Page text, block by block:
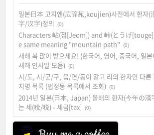
일본日本 고지엔(広辞苑,koujien)사전에서 한자(
字/汉字)정의
(0)
Characters 岾(점[Jeom]) and 峠(とうげ
e same meaning "mountain path"
(0)
새해 복 많이 받으세요! (한국어, 영어, 중국어, 일본
새해 인사말 모음)
(0)
시/도, 시/군/구, 읍/면/동이 같고 리의 한자만 다른
지명 목록 (법정동 목록에서 조회)
(0)
2014년 일본(日本, Japan) 올해의 한자(今年の漢
는 세(稅/税) - 세금[tax]
(0)